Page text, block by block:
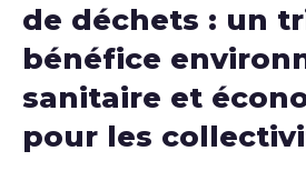
de déchets : un
bénéfice
sanitaire et
pour les